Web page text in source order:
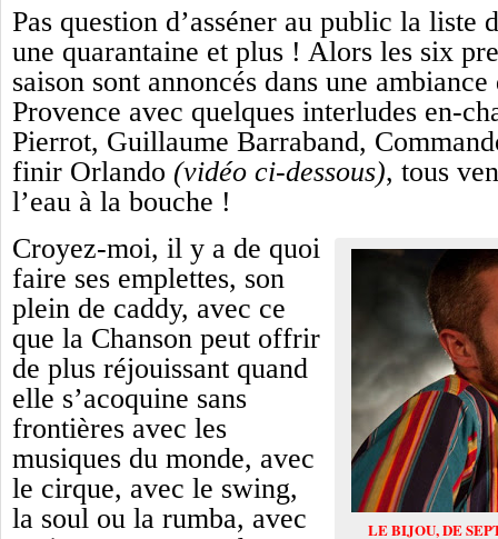
Pas question d’asséner au public la liste
une quarantaine et plus ! Alors les six
saison sont annoncés dans une
Provence avec quelques interludes en-
Pierrot, Guillaume Barraband,
finir Orlando (vidéo ci-dessous), tous
l’eau à la bouche !
LE BIJOU, DE
Croyez-moi, il y a de quoi
faire ses emplettes, son
plein de caddy, avec ce
que la Chanson peut offrir
de plus réjouissant quand
elle s’acoquine sans
frontières avec les
musiques du monde, avec
le cirque, avec le swing,
la soul ou la rumba, avec